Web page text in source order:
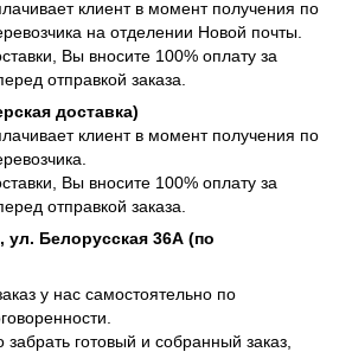
клиент в момент получения по
на отделении Новой почты.
Вы вносите 100% оплату за
отправкой заказа.
доставка)
клиент в момент получения по
Вы вносите 100% оплату за
отправкой заказа.
Белорусская 36А (по
у нас самостоятельно по
готовый и собранный заказ,